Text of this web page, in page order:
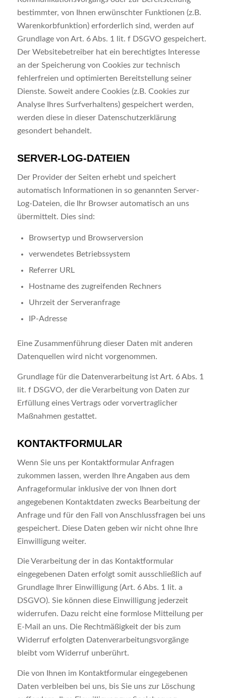
bestimmter, von Ihnen erwünschter Funktionen (z.B.
Warenkorbfunktion) erforderlich sind, werden auf
Grundlage von Art. 6 Abs. 1 lit. f DSGVO gespeichert.
Der Websitebetreiber hat ein berechtigtes Interesse
an der Speicherung von Cookies zur technisch
fehlerfreien und optimierten Bereitstellung seiner
Dienste. Soweit andere Cookies (z.B. Cookies zur
Analyse Ihres Surfverhaltens) gespeichert werden,
werden diese in dieser Datenschutzerklärung
gesondert behandelt.
SERVER-LOG-DATEIEN
Der Provider der Seiten erhebt und speichert
automatisch Informationen in so genannten Server-
Log-Dateien, die Ihr Browser automatisch an uns
übermittelt. Dies sind:
Browsertyp und Browserversion
verwendetes Betriebssystem
Referrer URL
Hostname des zugreifenden Rechners
Uhrzeit der Serveranfrage
IP-Adresse
Eine Zusammenführung dieser Daten mit anderen
Datenquellen wird nicht vorgenommen.
Grundlage für die Datenverarbeitung ist Art. 6 Abs. 1
lit. f DSGVO, der die Verarbeitung von Daten zur
Erfüllung eines Vertrags oder vorvertraglicher
Maßnahmen gestattet.
KONTAKTFORMULAR
Wenn Sie uns per Kontaktformular Anfragen
zukommen lassen, werden Ihre Angaben aus dem
Anfrageformular inklusive der von Ihnen dort
angegebenen Kontaktdaten zwecks Bearbeitung der
Anfrage und für den Fall von Anschlussfragen bei uns
gespeichert. Diese Daten geben wir nicht ohne Ihre
Einwilligung weiter.
Die Verarbeitung der in das Kontaktformular
eingegebenen Daten erfolgt somit ausschließlich auf
Grundlage Ihrer Einwilligung (Art. 6 Abs. 1 lit. a
DSGVO). Sie können diese Einwilligung jederzeit
widerrufen. Dazu reicht eine formlose Mitteilung per
E-Mail an uns. Die Rechtmäßigkeit der bis zum
Widerruf erfolgten Datenverarbeitungsvorgänge
bleibt vom Widerruf unberührt.
Die von Ihnen im Kontaktformular eingegebenen
Daten verbleiben bei uns, bis Sie uns zur Löschung